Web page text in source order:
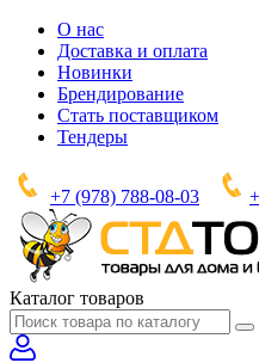
О нас
Доставка и оплата
Новинки
Брендирование
Стать поставщиком
Тендеры
+7 (978) 788-08-03
Каталог товаров